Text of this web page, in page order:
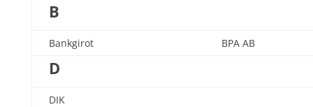
B
Bankgirot BPA AB
D
DIK